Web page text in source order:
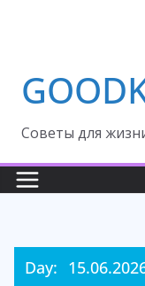
Cоветы для
Day: